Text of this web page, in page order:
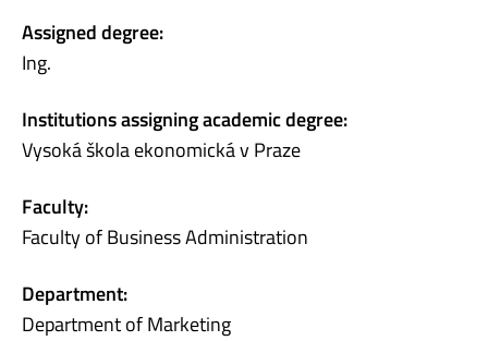
Assigned degree:
Ing.
Institutions assigning academic degree:
Vysoká škola ekonomická v Praze
Faculty:
Faculty of Business Administration
Department:
Department of Marketing